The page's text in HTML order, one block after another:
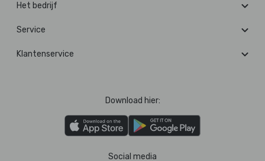
Het bedrijf
Service
Klantenservice
Download hier:
Social media